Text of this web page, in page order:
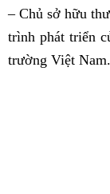
– Chủ sở hữu
trình phát triển
trường Việt Nam.